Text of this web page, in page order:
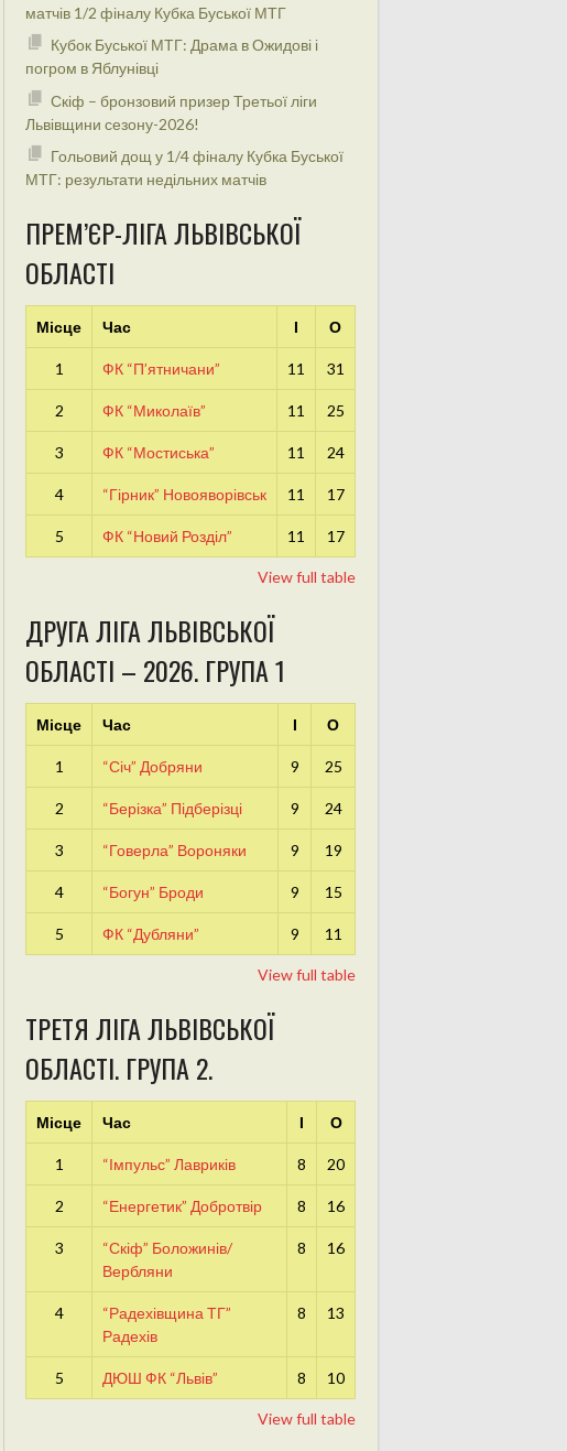
матчів 1/2 фіналу Кубка Буської МТГ
Кубок Буської МТГ: Драма в Ожидові і
погром в Яблунівці
Скіф – бронзовий призер Третьої ліги
Львівщини сезону-2026!
Гольовий дощ у 1/4 фіналу Кубка Буської
МТГ: результати недільних матчів
ПРЕМ’ЄР-ЛІГА ЛЬВІВСЬКОЇ
ОБЛАСТІ
Місце Час І О
1 ФК “П’ятничани” 11 31
2 ФК “Миколаїв” 11 25
3 ФК “Мостиська” 11 24
4 “Гірник” Новояворівськ 11 17
5 ФК “Новий Розділ” 11 17
View full table
ДРУГА ЛІГА ЛЬВІВСЬКОЇ
ОБЛАСТІ – 2026. ГРУПА 1
Місце Час І О
1 “Січ” Добряни 9 25
2 “Берізка” Підберізці 9 24
3 “Говерла” Вороняки 9 19
4 “Богун” Броди 9 15
5 ФК “Дубляни” 9 11
View full table
ТРЕТЯ ЛІГА ЛЬВІВСЬКОЇ
ОБЛАСТІ. ГРУПА 2.
Місце Час І О
1 “Імпульс” Лавриків 8 20
2 “Енергетик” Добротвір 8 16
3
“Скіф” Боложинів/
Вербляни
8 16
4
“Радехівщина ТГ”
Радехів
8 13
5 ДЮШ ФК “Львів” 8 10
View full table